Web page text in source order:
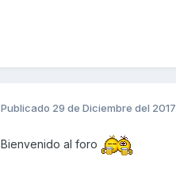
Publicado 29 de Diciembre del 2017
Bienvenido al foro